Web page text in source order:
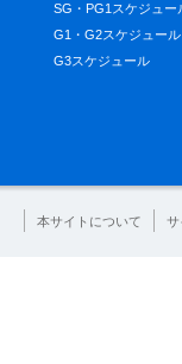
SG・PG1スケジュー
G1・G2スケジュール
G3スケジュール
本サイトについて サ